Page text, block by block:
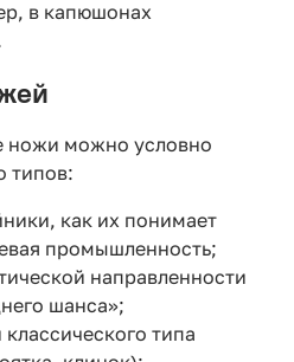
в капюшонах
можно условно
типов:
как их понимает
промышленность;
направленности
шанса»;
типа